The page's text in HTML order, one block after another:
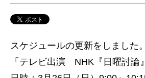
スケジュールの更新をしました。
「テレビ出演 NHK『日曜討論